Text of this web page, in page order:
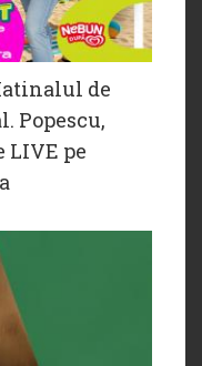
de
Popescu,
LIVE pe